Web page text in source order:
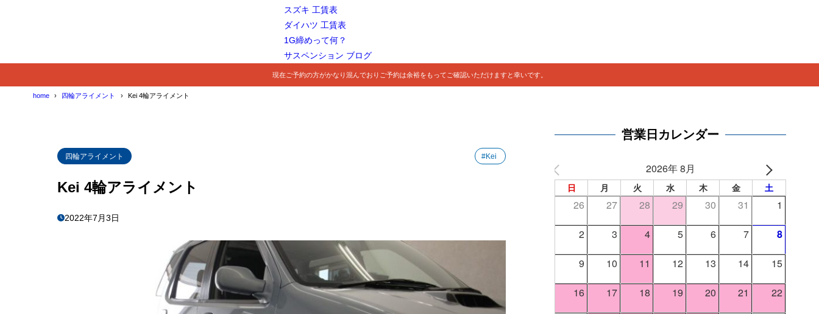
スズキ 工賃表
ダイハツ 工賃表
1G締めって何？
サスペンション ブログ
現在ご予約の方がかなり混んでおりご予約は余裕をもってご確認いただけますと幸いです。
home 四輪アライメント ︎Kei︎ 4輪アライメント
四輪アライメント #Kei
︎Kei︎ 4輪アライメント
2022年7月3日
営業日カレンダー
2026年 8月
日 月 火 水 木 金 土
26 27 28 29 30 31 1
2 3 4 5 6 7 8
9 10 11 12 13 14 15
16 17 18 19 20 21 22